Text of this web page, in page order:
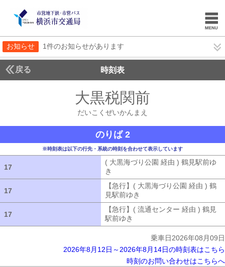
お知らせ 1件のお知らせがあります
戻る 時刻表
大黒税関前
だいこくぜいかんまえ
のりば 2
※時刻表は以下の行先・系統の時刻を合わせて表示しています
17
( 大黒海づり公園 経由 ) 鶴見駅前ゆ
き
17
【急行】( 大黒海づり公園 経由 ) 鶴
見駅前ゆき
17
【急行】( 流通センター 経由 ) 鶴見
駅前ゆき
乗車日2026年08月09日
2026年8月12日～2026年8月14日の時刻表はこちら
時刻のお問い合わせはこちらへ